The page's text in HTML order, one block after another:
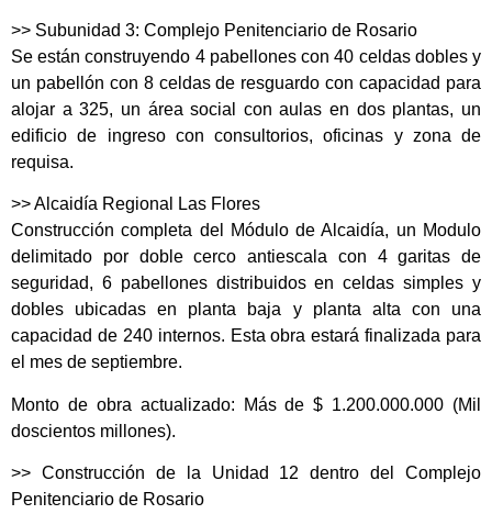
>> Subunidad 3: Complejo Penitenciario de Rosario
Se están construyendo 4 pabellones con 40 celdas dobles y
un pabellón con 8 celdas de resguardo con capacidad para
alojar a 325, un área social con aulas en dos plantas, un
edificio de ingreso con consultorios, oficinas y zona de
requisa.
>> Alcaidía Regional Las Flores
Construcción completa del Módulo de Alcaidía, un Modulo
delimitado por doble cerco antiescala con 4 garitas de
seguridad, 6 pabellones distribuidos en celdas simples y
dobles ubicadas en planta baja y planta alta con una
capacidad de 240 internos. Esta obra estará finalizada para
el mes de septiembre.
Monto de obra actualizado: Más de $ 1.200.000.000 (Mil
doscientos millones).
>> Construcción de la Unidad 12 dentro del Complejo
Penitenciario de Rosario